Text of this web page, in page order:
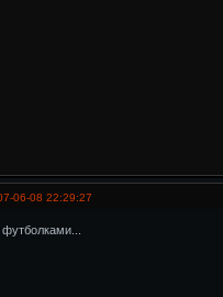
06-08 22:29:27